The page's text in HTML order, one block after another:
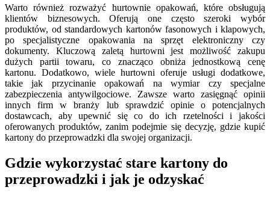
Warto również rozważyć hurtownie opakowań, które obsługują
klientów biznesowych. Oferują one często szeroki wybór
produktów, od standardowych kartonów fasonowych i klapowych,
po specjalistyczne opakowania na sprzęt elektroniczny czy
dokumenty. Kluczową zaletą hurtowni jest możliwość zakupu
dużych partii towaru, co znacząco obniża jednostkową cenę
kartonu. Dodatkowo, wiele hurtowni oferuje usługi dodatkowe,
takie jak przycinanie opakowań na wymiar czy specjalne
zabezpieczenia antywilgociowe. Zawsze warto zasięgnąć opinii
innych firm w branży lub sprawdzić opinie o potencjalnych
dostawcach, aby upewnić się co do ich rzetelności i jakości
oferowanych produktów, zanim podejmie się decyzję, gdzie kupić
kartony do przeprowadzki dla swojej organizacji.
Gdzie wykorzystać stare kartony do
przeprowadzki i jak je odzyskać